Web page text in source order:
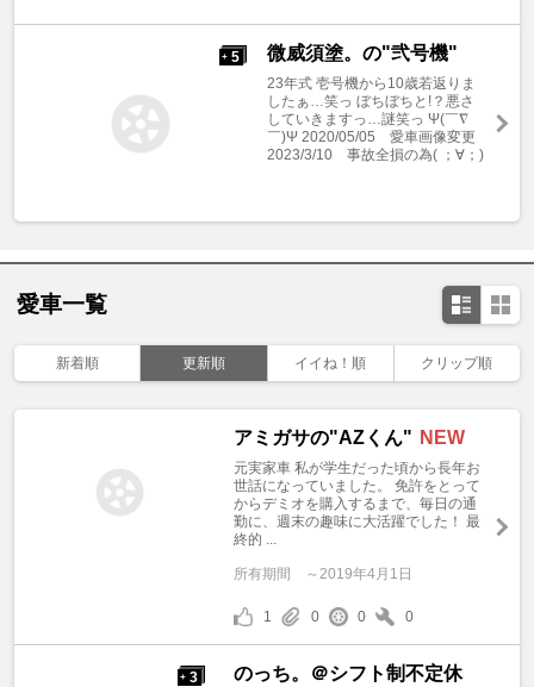
+ 5 微威須塗。の"弐号機"
23年式 壱号機から10歳若返りま
したぁ…笑っ ぼちぼちと!？悪さ
していきますっ…謎笑っ Ψ(￣∇
￣)Ψ 2020/05/05 愛車画像変更
2023/3/10 事故全損の為( ；∀；)
愛車一覧
新着順 更新順 イイね！順 クリップ順
アミガサの"AZくん" NEW
元実家車 私が学生だった頃から長年お
世話になっていました。 免許をとって
からデミオを購入するまで、毎日の通
勤に、週末の趣味に大活躍でした！ 最
終的 ...
所有期間 ～2019年4月1日
1 0 0 0
+ 3
のっち。＠シフト制不定休